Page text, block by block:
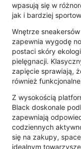
wpasują się w
jak i bardziej
Wnętrze
zapewnia wygodę
postaci skóry
pielęgnacji.
zapięcie sprawiają,
również
Z wysokością
Black doskonale
zapewniają
codziennych
się na zakupy,
idealnym